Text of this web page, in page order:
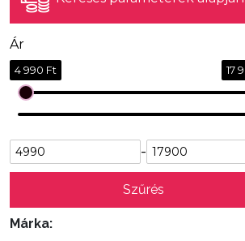
Ár
4 990 Ft 17
-
Szűrés
Márka: